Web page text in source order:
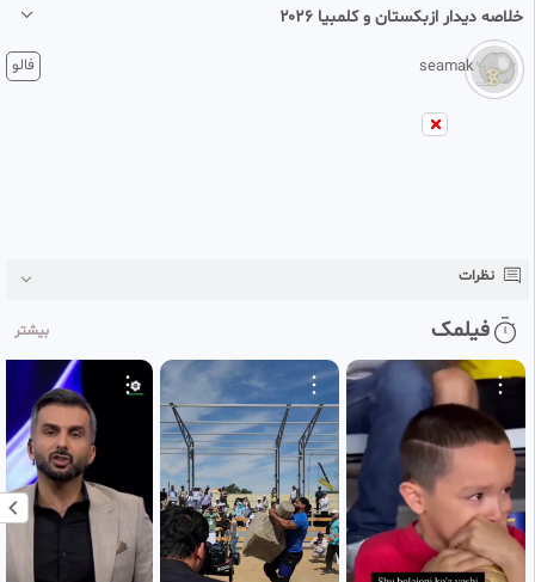
خلاصه دیدار ازبکستان و کلمبیا ۲۰۲۶
جام جهانی ۲۰۲۶
seamak فالو
نظرات
فیلمک بیشتر